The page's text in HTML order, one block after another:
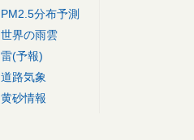
PM2.5分布予測
世界の雨雲
雷(予報)
道路気象
黄砂情報